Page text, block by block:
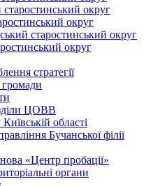
округ
округ
старостинський округ
округ
стратегії
ЦОВВ
області
Бучанської філії
«Центр пробації»
органи